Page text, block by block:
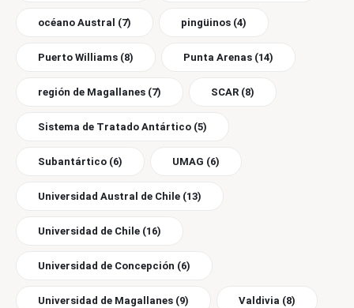
océano Austral (7) pingüinos (4)
Puerto Williams (8) Punta Arenas (14)
región de Magallanes (7) SCAR (8)
Sistema de Tratado Antártico (5)
Subantártico (6) UMAG (6)
Universidad Austral de Chile (13)
Universidad de Chile (16)
Universidad de Concepción (6)
Universidad de Magallanes (9) Valdivia (8)